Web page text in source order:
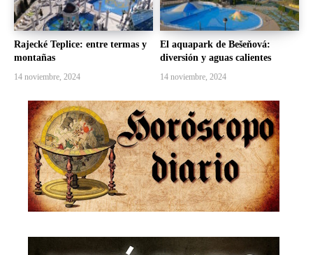
Rajecké Teplice: entre termas y
montañas
14 noviembre, 2024
El aquapark de Bešeňová:
diversión y aguas calientes
14 noviembre, 2024